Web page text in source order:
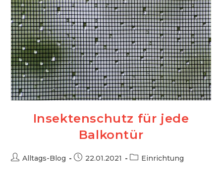
Insektenschutz für jede
Balkontür
Beitrags-
Alltags-Blog
Beitrag22.01.2021
Beitrags-
Einrichtung